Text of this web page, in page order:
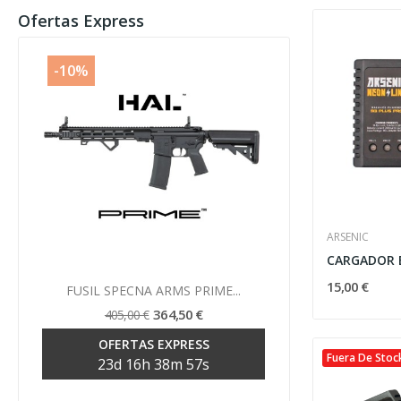
Ofertas Express
Vista rápida
FUSIL SPECNA ARMS PRIME...
405,00 € 364,50 €
OFERTAS EXPRESS
23d 16h 38m 56s
-10%
FUSIL
23
-10%
ARSENIC
15,00 €
Fuera De